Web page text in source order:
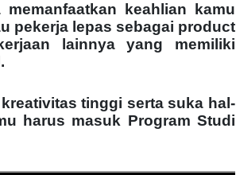
keahlian kamu
pekerja lepas sebagai product
lainnya yang memiliki
tinggi serta suka hal-
harus masuk Program Studi